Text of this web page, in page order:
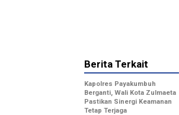
Berita Terkait
Kapolres Payakumbuh
Berganti, Wali Kota Zulmaeta
Pastikan Sinergi Keamanan
Tetap Terjaga